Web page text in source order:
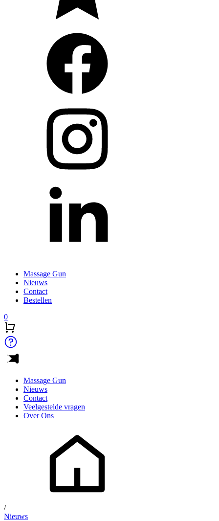
Massage Gun
Nieuws
Contact
Bestellen
0
Massage Gun
Nieuws
Contact
Veelgestelde vragen
Over Ons
/
Nieuws